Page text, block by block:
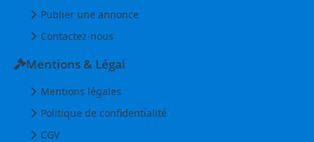
Publier une annonce
Contactez-nous
Mentions & Légal
Mentions légales
Politique de confidentialité
CGV